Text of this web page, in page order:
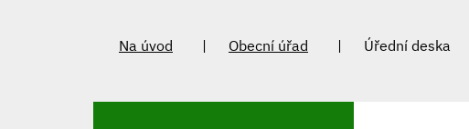
Na úvod Obecní úřad Úřední deska